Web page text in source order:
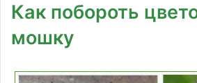
Как побороть
мошку